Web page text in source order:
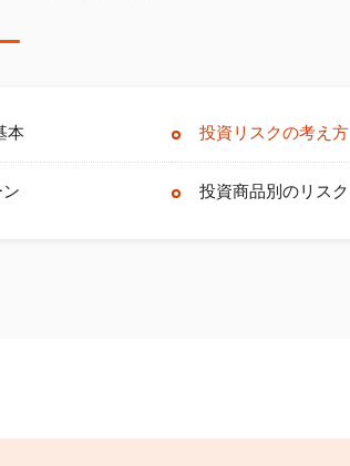
本 投資リスクの考え方
投資商品別のリスク